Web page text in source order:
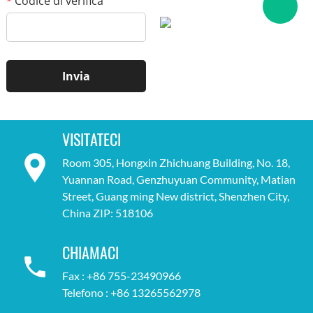
VISITATECI
Room 305, Hongxin Zhichuang Building, No. 18,
Yuannan Road, Genzhuyuan Community, Matian
Street, Guang ming New district, Shenzhen City,
China ZIP: 518106
CHIAMACI
Fax : +86 755-23490966
Telefono : +86 13265562978